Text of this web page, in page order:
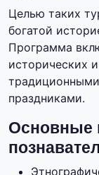
Целью таких
богатой
Программа
исторических
праздниками.
Основные